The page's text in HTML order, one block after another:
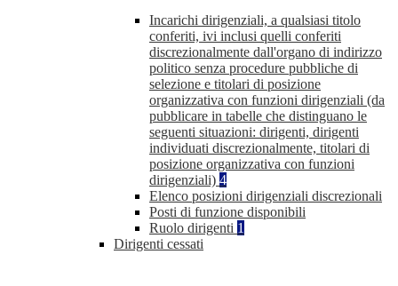
Incarichi dirigenziali, a qualsiasi titolo
conferiti, ivi inclusi quelli conferiti
discrezionalmente dall'organo di indirizzo
politico senza procedure pubbliche di
selezione e titolari di posizione
organizzativa con funzioni dirigenziali (da
pubblicare in tabelle che distinguano le
seguenti situazioni: dirigenti, dirigenti
individuati discrezionalmente, titolari di
posizione organizzativa con funzioni
dirigenziali) 4
Elenco posizioni dirigenziali discrezionali
Posti di funzione disponibili
Ruolo dirigenti 1
Dirigenti cessati